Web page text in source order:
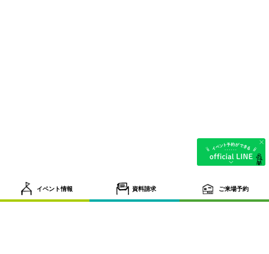
イベント情報 資料請求 ご来場予約